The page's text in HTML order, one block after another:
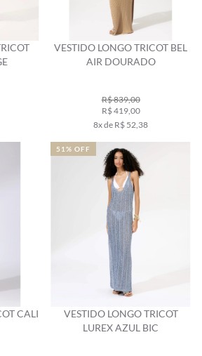
VESTIDO LONGO TRICOT BEL
AIR DOURADO
R$ 839,00
R$ 419,00
8x de R$ 52,38
CALI
VESTIDO LONGO TRICOT
LUREX AZUL BIC
51% OFF